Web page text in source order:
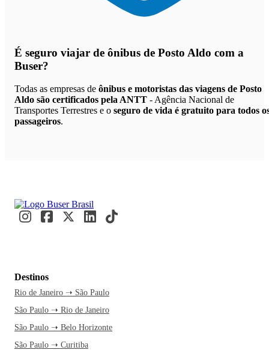
É seguro viajar de ônibus de Posto Aldo com a
Buser?
Todas as empresas de ônibus e motoristas das viagens de Posto
Aldo são certificados pela ANTT - Agência Nacional de
Transportes Terrestres e o seguro de vida é gratuito para todos
passageiros.
Destinos
Rio de Janeiro ➝ São Paulo
São Paulo ➝ Rio de Janeiro
São Paulo ➝ Belo Horizonte
São Paulo ➝ Curitiba